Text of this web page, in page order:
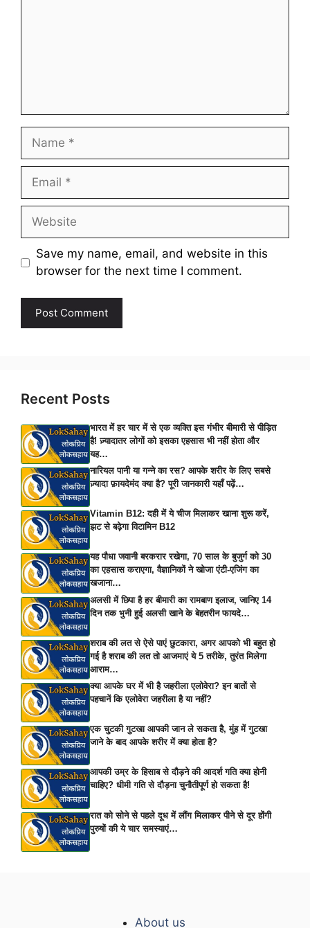
Name
Email
Website
Save my name, email, and website in this
browser for the next time I comment.
Recent Posts
भारत में हर चार में से एक व्यक्ति इस गंभीर बीमारी से पीड़ित
है! ज़्यादातर लोगों को इसका एहसास भी नहीं होता और
यह…
नारियल पानी या गन्ने का रस? आपके शरीर के लिए सबसे
ज़्यादा फ़ायदेमंद क्या है? पूरी जानकारी यहाँ पढ़ें…
Vitamin B12: दही में ये चीज मिलाकर खाना शुरू करें,
झट से बढ़ेगा विटामिन B12
यह पौधा जवानी बरकरार रखेगा, 70 साल के बुजुर्ग को 30
का एहसास कराएगा, वैज्ञानिकों ने खोजा एंटी-एजिंग का
खजाना…
अलसी में छिपा है हर बीमारी का रामबाण इलाज, जानिए 14
दिन तक भुनी हुई अलसी खाने के बेहतरीन फायदे…
शराब की लत से ऐसे पाएं छुटकारा, अगर आपको भी बहुत हो
गई है शराब की लत तो आजमाएं ये 5 तरीके, तुरंत मिलेगा
आराम…
क्या आपके घर में भी है जहरीला एलोवेरा? इन बातों से
पहचानें कि एलोवेरा जहरीला है या नहीं?
एक चुटकी गुटखा आपकी जान ले सकता है, मुंह में गुटखा
जाने के बाद आपके शरीर में क्या होता है?
आपकी उम्र के हिसाब से दौड़ने की आदर्श गति क्या होनी
चाहिए? धीमी गति से दौड़ना चुनौतीपूर्ण हो सकता है!
रात को सोने से पहले दूध में लौंग मिलाकर पीने से दूर होंगी
पुरुषों की ये चार समस्याएं…
About us